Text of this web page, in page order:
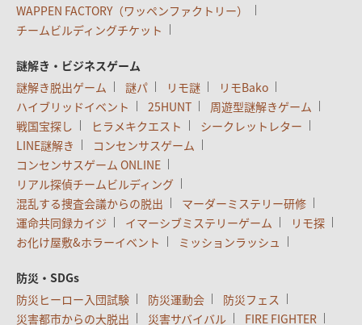
WAPPEN FACTORY（ワッペンファクトリー）
チームビルディングチケット
謎解き・ビジネスゲーム
謎解き脱出ゲーム
謎パ リモ謎
リモBako
ハイブリッドイベント
25HUNT
周遊型謎解きゲーム
戦国宝探し
ヒラメキクエスト
シークレットレター
LINE謎解き
コンセンサスゲーム
コンセンサスゲーム ONLINE
リアル探偵チームビルディング
混乱する捜査会議からの脱出
マーダーミステリー研修
運命共同録カイジ
イマーシブミステリーゲーム
リモ探
お化け屋敷&ホラーイベント
ミッションラッシュ
防災・SDGs
防災ヒーロー入団試験
防災運動会
防災フェス
災害都市からの大脱出
災害サバイバル
FIRE FIGHTER